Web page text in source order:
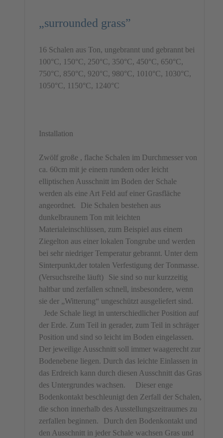
„surrounded grass”
16 Schalen aus Ton, ungebrannt und gebrannt bei
100°C, 150°C, 250°C, 350°C, 450°C, 650°C,
750°C, 850°C, 920°C, 980°C, 1010°C, 1030°C,
1050°C, 1150°C, 1240°C
Installation
Zwölf große , flache Schalen im Durchmesser von
ca. 60cm mit je einem rundem oder leicht
elliptischen Ausschnitt im Boden der Schale
werden als eine Art Feld auf einer Grasfläche
angeordnet. Die Schalen bestehen aus
dunkelbraunem Ton mit leichten
Materialeinschlüssen, zum Beispiel aus einem
Ziegelton aus einer lokalen Tongrube und werden
bei sehr niedriger Temperatur gebrannt. Unter dem
Sinterpunkt,der totalen Verfestigung der Tonmasse.
(Versuchsreihe läuft) Sie sind so nur kurzzeitig
haltbar und zerfallen schnell, insbesondere, wenn
sie der „Witterung“ ungeschützt ausgeliefert sind.
Jede Schale liegt in unterschiedlicher Position auf
der Erde. Zum Teil in gerader, zum Teil in schräger
Position und sind so leicht im Boden eingelassen.
Der jeweilige Ausschnitt soll immer waagerecht zur
Bodenebene liegen. Durch das leichte Einlassen in
das Erdreich kann durch diesen Ausschnitt das Gras
des Untergrundes wachsen. Dieser enge
Bodenkontakt beschleunigt den Zerfall der Schalen,
die schon innerhalb des Ausstellungszeitraumes zu
zerfallen beginnen. Durch den Bodenkontakt und
den Ausschnitt in jeder Schale wachsen Gras und